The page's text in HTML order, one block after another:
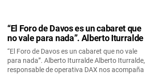
“El Foro de Davos es un cabaret que
no vale para nada”. Alberto Iturralde
“El Foro de Davos es un cabaret que no vale
para nada”. Alberto Iturralde Alberto Iturralde,
responsable de operativa DAX nos acompaña